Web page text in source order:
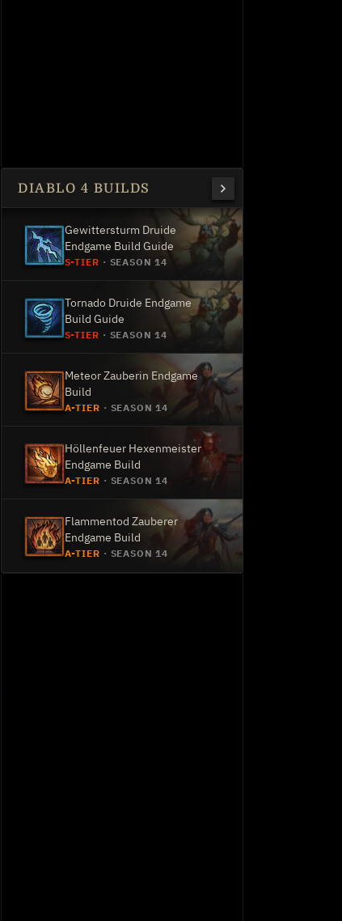
DIABLO 4 BUILDS
Gewittersturm Druide
Endgame Build Guide
S-TIER · SEASON 14
Tornado Druide Endgame
Build Guide
S-TIER · SEASON 14
Meteor Zauberin Endgame
Build
A-TIER · SEASON 14
Höllenfeuer Hexenmeister
Endgame Build
A-TIER · SEASON 14
Flammentod Zauberer
Endgame Build
A-TIER · SEASON 14